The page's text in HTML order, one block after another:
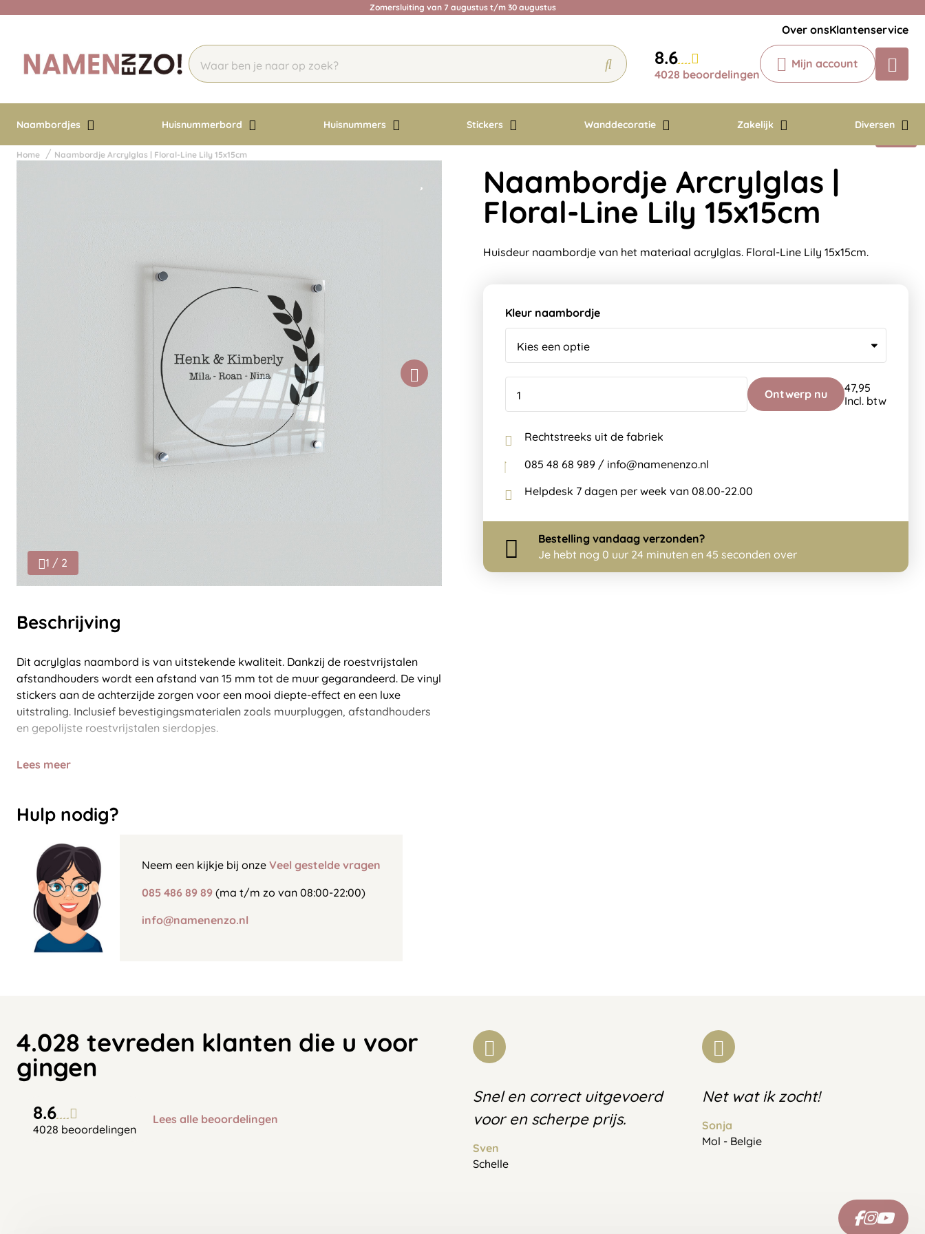
Zomersluiting van 7 augustus t/m 30 augustus
Over onsKlantenservice
8.6
4028 beoordelingen
Mijn account
Naambordjes Huisnummerbord Huisnummers Stickers Wanddecoratie Zakelijk Diversen
Chatbot
Chat 24/7 met onze chatbot voor
Contact
Home Naambordje Arcrylglas | Floral-Line Lily 15x15cm
1 / 2
Beschrijving
Dit acrylglas naambord is van uitstekende kwaliteit. Dankzij de roestvrijstalen
afstandhouders wordt een afstand van 15 mm tot de muur gegarandeerd. De vinyl
stickers aan de achterzijde zorgen voor een mooi diepte-effect en een luxe
uitstraling. Inclusief bevestigingsmaterialen zoals muurpluggen, afstandhouders
en gepolijste roestvrijstalen sierdopjes.
Lees meer
Hulp nodig?
Neem een kijkje bij onze Veel gestelde vragen
085 486 89 89 (ma t/m zo van 08:00-22:00)
info@namenenzo.nl
Naambordje Arcrylglas |
Floral-Line Lily 15x15cm
Huisdeur naambordje van het materiaal acrylglas. Floral-Line Lily 15x15cm.
Kleur naambordje
Ontwerp nu
47,95
Incl. btw
Rechtstreeks uit de fabriek
085 48 68 989 / info@namenenzo.nl
Helpdesk 7 dagen per week van 08.00-22.00
Bestelling vandaag verzonden?
Je hebt nog 0 uur 24 minuten en 44 seconden over
4.028 tevreden klanten die u voor
gingen
8.6
4028 beoordelingen
Lees alle beoordelingen
Snel en correct uitgevoerd
voor en scherpe prijs.
Sven
Schelle
Net wat ik zocht!
Sonja
Mol - Belgie